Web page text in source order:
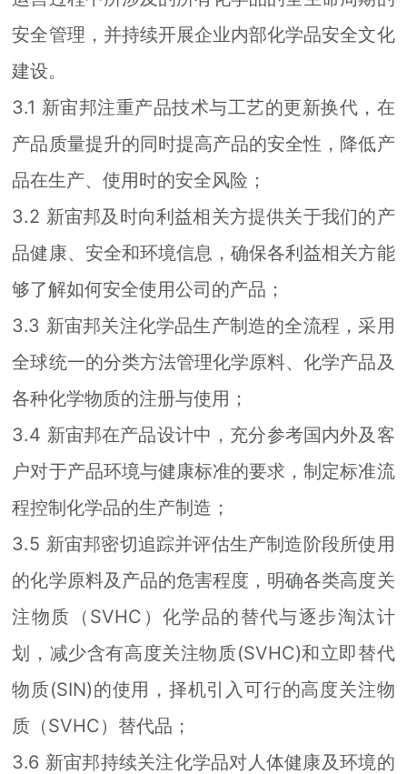
安全管理，并持续开展企业内部化学品安全文化
建设。
3.1 新宙邦注重产品技术与工艺的更新换代，在
产品质量提升的同时提高产品的安全性，降低产
品在生产、使用时的安全风险；
3.2 新宙邦及时向利益相关方提供关于我们的产
品健康、安全和环境信息，确保各利益相关方能
够了解如何安全使用公司的产品；
3.3 新宙邦关注化学品生产制造的全流程，采用
全球统一的分类方法管理化学原料、化学产品及
各种化学物质的注册与使用；
3.4 新宙邦在产品设计中，充分参考国内外及客
户对于产品环境与健康标准的要求，制定标准流
程控制化学品的生产制造；
3.5 新宙邦密切追踪并评估生产制造阶段所使用
的化学原料及产品的危害程度，明确各类高度关
注物质（SVHC）化学品的替代与逐步淘汰计
划，减少含有高度关注物质(SVHC)和立即替代
物质(SIN)的使用，择机引入可行的高度关注物
质（SVHC）替代品；
3.6 新宙邦持续关注化学品对人体健康及环境的